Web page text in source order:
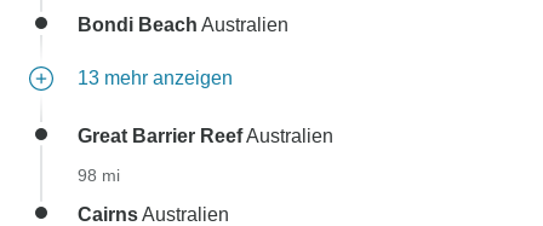
Bondi Beach Australien
13 mehr anzeigen
Great Barrier ReefAustralien
98 mi
CairnsAustralien